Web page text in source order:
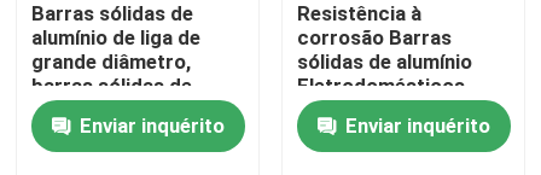
Sobre nós
Excursão da fábrica
Barras sólidas de
alumínio de liga de
grande diâmetro,
barras sólidas de
alumínio prateadas
Enviar inquérito
Resistência à
corrosão Barras
sólidas de alumínio
Eletrodomésticos
Enviar inquérito